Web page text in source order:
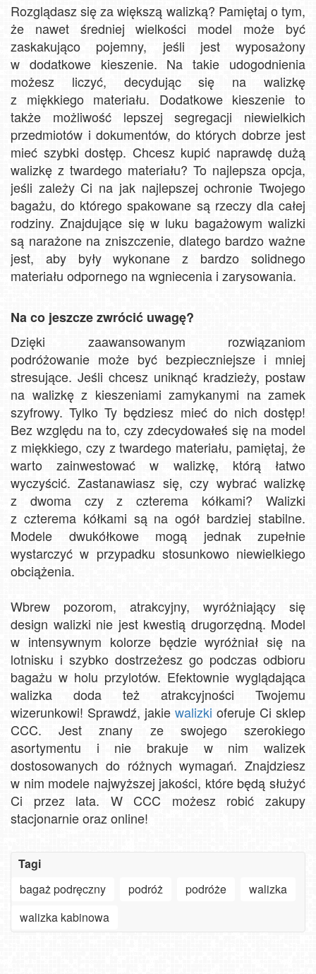
Rozglądasz się za większą walizką? Pamiętaj o tym,
że nawet średniej wielkości model może być
zaskakująco pojemny, jeśli jest wyposażony
w dodatkowe kieszenie. Na takie udogodnienia
możesz liczyć, decydując się na walizkę
z miękkiego materiału. Dodatkowe kieszenie to
także możliwość lepszej segregacji niewielkich
przedmiotów i dokumentów, do których dobrze jest
mieć szybki dostęp. Chcesz kupić naprawdę dużą
walizkę z twardego materiału? To najlepsza opcja,
jeśli zależy Ci na jak najlepszej ochronie Twojego
bagażu, do którego spakowane są rzeczy dla całej
rodziny. Znajdujące się w luku bagażowym walizki
są narażone na zniszczenie, dlatego bardzo ważne
jest, aby były wykonane z bardzo solidnego
materiału odpornego na wgniecenia i zarysowania.
Na co jeszcze zwrócić uwagę?
Dzięki zaawansowanym rozwiązaniom
podróżowanie może być bezpieczniejsze i mniej
stresujące. Jeśli chcesz uniknąć kradzieży, postaw
na walizkę z kieszeniami zamykanymi na zamek
szyfrowy. Tylko Ty będziesz mieć do nich dostęp!
Bez względu na to, czy zdecydowałeś się na model
z miękkiego, czy z twardego materiału, pamiętaj, że
warto zainwestować w walizkę, którą łatwo
wyczyścić. Zastanawiasz się, czy wybrać walizkę
z dwoma czy z czterema kółkami? Walizki
z czterema kółkami są na ogół bardziej stabilne.
Modele dwukółkowe mogą jednak zupełnie
wystarczyć w przypadku stosunkowo niewielkiego
obciążenia.
Wbrew pozorom, atrakcyjny, wyróżniający się
design walizki nie jest kwestią drugorzędną. Model
w intensywnym kolorze będzie wyróżniał się na
lotnisku i szybko dostrzeżesz go podczas odbioru
bagażu w holu przylotów. Efektownie wyglądająca
walizka doda też atrakcyjności Twojemu
wizerunkowi! Sprawdź, jakie walizki oferuje Ci sklep
CCC. Jest znany ze swojego szerokiego
asortymentu i nie brakuje w nim walizek
dostosowanych do różnych wymagań. Znajdziesz
w nim modele najwyższej jakości, które będą służyć
Ci przez lata. W CCC możesz robić zakupy
stacjonarnie oraz online!
Tagi
bagaż podręczny
podróż podróże
walizka
walizka kabinowa
Szanowny
APLIKACJI
-Jak